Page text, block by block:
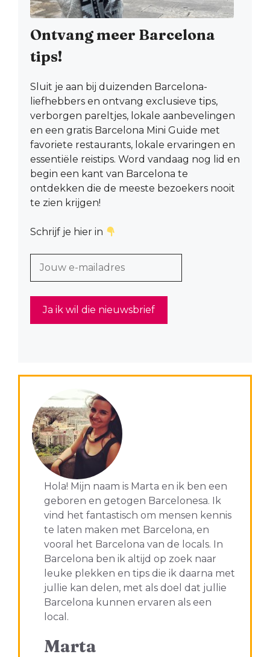
Ontvang meer Barcelona
tips!
Sluit je aan bij duizenden Barcelona-
liefhebbers en ontvang exclusieve tips,
verborgen pareltjes, lokale aanbevelingen
en een gratis Barcelona Mini Guide met
favoriete restaurants, lokale ervaringen en
essentiële reistips. Word vandaag nog lid en
begin een kant van Barcelona te
ontdekken die de meeste bezoekers nooit
te zien krijgen!
Schrijf je hier in
Hola! Mijn naam is Marta en ik ben een
geboren en getogen Barcelonesa. Ik
vind het fantastisch om mensen kennis
te laten maken met Barcelona, en
vooral het Barcelona van de locals. In
Barcelona ben ik altijd op zoek naar
leuke plekken en tips die ik daarna met
jullie kan delen, met als doel dat jullie
Barcelona kunnen ervaren als een
local.
Marta